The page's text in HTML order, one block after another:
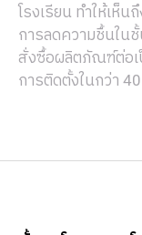
โรงเรียน ทำให้เห็
การลดความชื้นในชั้
สั่งซื้อผลิตภัณฑ์ต่อเ
การติดตั้งในกว่า